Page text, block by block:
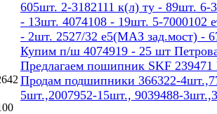
605шт. 2-3182111 к(л) ту - 89шт.
- 13шт. 4074108 - 19шт. 5-7000102
- 2шт. 2527/32 е5(МАЗ зад.мост) -
Купим п/ш 4074919 - 25 шт
Предлагаем пошипник SKF 239471
Продам подшипники 366322-
5шт.,2007952-15шт., 9039488-